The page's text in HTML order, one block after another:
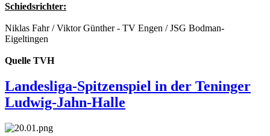
Schiedsrichter:
Niklas Fahr / Viktor Günther - TV Engen / JSG Bodman-
Eigeltingen
Quelle TVH
Landesliga-Spitzenspiel in der Teninger
Ludwig-Jahn-Halle